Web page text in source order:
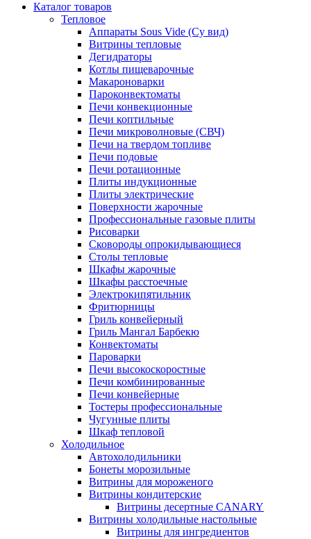
Каталог товаров
Тепловое
Аппараты Sous Vide (Су вид)
Витрины тепловые
Дегидраторы
Котлы пищеварочные
Макароноварки
Пароконвектоматы
Печи конвекционные
Печи коптильные
Печи микроволновые (СВЧ)
Печи на твердом топливе
Печи подовые
Печи ротационные
Плиты индукционные
Плиты электрические
Поверхности жарочные
Профессиональные газовые плиты
Рисоварки
Сковороды опрокидывающиеся
Столы тепловые
Шкафы жарочные
Шкафы расстоечные
Электрокипятильник
Фритюрницы
Гриль конвейерный
Гриль Мангал Барбекю
Конвектоматы
Пароварки
Печи высокоскоростные
Печи комбинированные
Печи конвейерные
Тостеры профессиональные
Чугунные плиты
Шкаф тепловой
Холодильное
Автохолодильники
Бонеты морозильные
Витрины для мороженого
Витрины кондитерские
Витрины десертные CANARY
Витрины холодильные настольные
Витрины для ингредиентов